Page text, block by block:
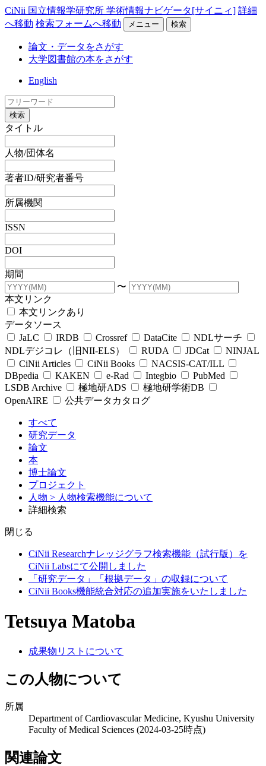
CiNii 国立情報学研究所 学術情報ナビゲータ[サイニィ] 詳細
へ移動 検索フォームへ移動 メニュー 検索
論文・データをさがす
大学図書館の本をさがす
English
検索
タイトル
人物/団体名
著者ID/研究者番号
所属機関
ISSN
DOI
期間
〜
本文リンク
本文リンクあり
データソース
JaLC
IRDB Crossref DataCite
NDLサーチ
NDLデジコレ（旧NII-ELS）
RUDA JDCat
NINJAL
CiNii Articles
CiNii Books
NACSIS-CAT/ILL
DBpedia
KAKEN e-Rad Integbio
PubMed
LSDB Archive
極地研ADS
極地研学術DB
OpenAIRE
公共データカタログ
すべて
研究データ
論文
本
博士論文
プロジェクト
人物 > 人物検索機能について
詳細検索
閉じる
CiNii Researchナレッジグラフ検索機能（試行版）を
CiNii Labsにて公開しました
「研究データ」「根拠データ」の収録について
CiNii Books機能統合対応の追加実施をいたしました
Tetsuya Matoba
成果物リストについて
この人物について
所属
Department of Cardiovascular Medicine, Kyushu University
Faculty of Medical Sciences (2024-03-25時点)
関連論文